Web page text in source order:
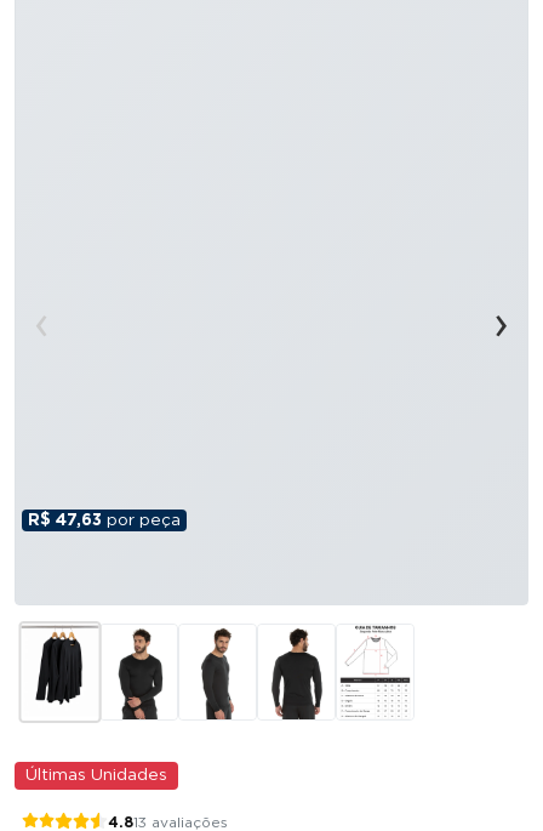
R$ 47,63 por peça
‹ ›
Últimas Unidades
4.813 avaliações